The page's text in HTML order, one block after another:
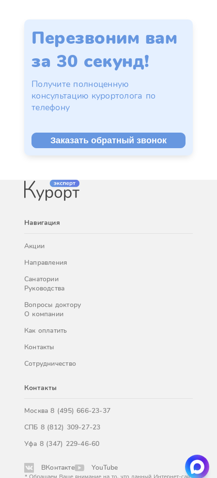
Перезвоним вам
за 30 секунд!
Получите полноценную
консультацию курортолога по
телефону
Заказать обратный звонок
Навигация
Акции
Направления
Санатории
Руководства
Вопросы доктору
О компании
Как оплатить
Контакты
Сотрудничество
Контакты
Москва8 (495) 666-23-37
СПБ 8 (812) 309-27-23
Уфа 8 (347) 229-46-60
ВКонтакте YouTube
* Обращаем Ваше внимание на то, что данный Интернет-сайт